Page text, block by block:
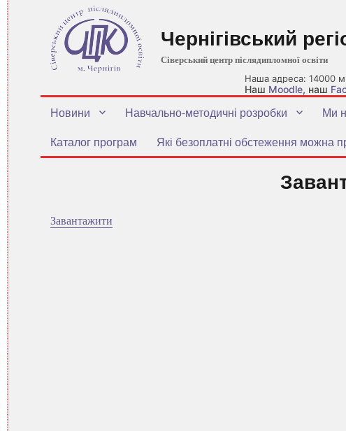
Наша адреса: 14000
Наш Moodle, наш
Чернігівський
Сіверський центр післядипломної освіти
Новини Навчально-методичні розробки Ми
Каталог програм
Які безоплатні обстеження можна
Завантажити